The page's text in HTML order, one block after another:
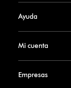
Ayuda
Mi cuenta
Empresas